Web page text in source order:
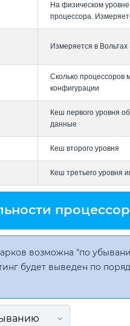
На физическом
процессора.
Измеряется в Вольтах
Сколько процессоров
конфигурации
Кеш первого уровня
данные
Кеш второго уровня
Кеш третьего уровня
возможна "по
будет выведен по